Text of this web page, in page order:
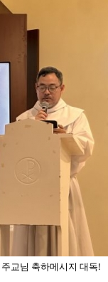
교님 축하메시지 대독!